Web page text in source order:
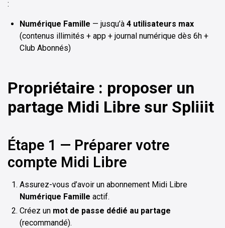
:
Numérique Famille — jusqu’à 4 utilisateurs max
(contenus illimités + app + journal numérique dès 6h +
Club Abonnés)
Propriétaire : proposer un
partage Midi Libre sur Spliiit
Étape 1 — Préparer votre
compte Midi Libre
Assurez-vous d’avoir un abonnement Midi Libre
Numérique Famille actif.
Créez un mot de passe dédié au partage
(recommandé).